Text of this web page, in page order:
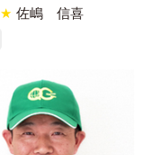
★ 佐嶋 信喜